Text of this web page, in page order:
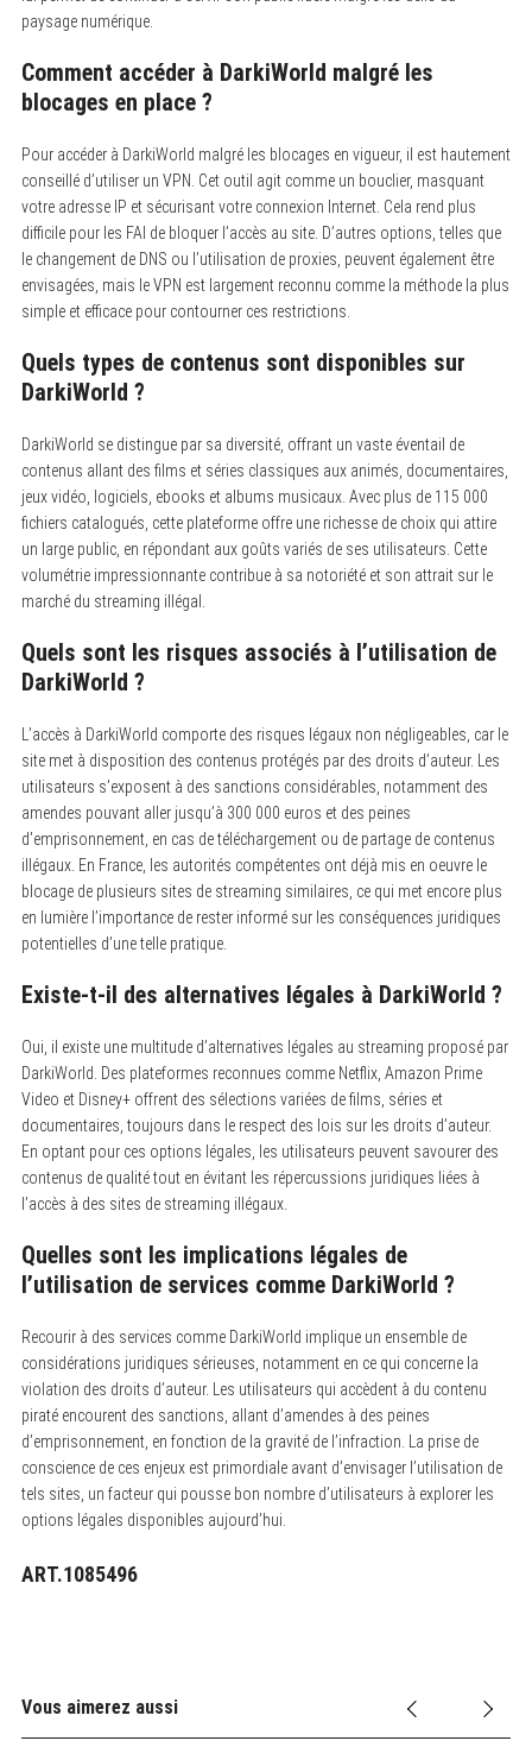
paysage numérique.
Comment accéder à DarkiWorld malgré les
blocages en place ?
Pour accéder à DarkiWorld malgré les blocages en vigueur, il est hautement
conseillé d’utiliser un VPN. Cet outil agit comme un bouclier, masquant
votre adresse IP et sécurisant votre connexion Internet. Cela rend plus
difficile pour les FAI de bloquer l’accès au site. D’autres options, telles que
le changement de DNS ou l’utilisation de proxies, peuvent également être
envisagées, mais le VPN est largement reconnu comme la méthode la plus
simple et efficace pour contourner ces restrictions.
Quels types de contenus sont disponibles sur
DarkiWorld ?
DarkiWorld se distingue par sa diversité, offrant un vaste éventail de
contenus allant des films et séries classiques aux animés, documentaires,
jeux vidéo, logiciels, ebooks et albums musicaux. Avec plus de 115 000
fichiers catalogués, cette plateforme offre une richesse de choix qui attire
un large public, en répondant aux goûts variés de ses utilisateurs. Cette
volumétrie impressionnante contribue à sa notoriété et son attrait sur le
marché du streaming illégal.
Quels sont les risques associés à l’utilisation de
DarkiWorld ?
L’accès à DarkiWorld comporte des risques légaux non négligeables, car le
site met à disposition des contenus protégés par des droits d’auteur. Les
utilisateurs s’exposent à des sanctions considérables, notamment des
amendes pouvant aller jusqu’à 300 000 euros et des peines
d’emprisonnement, en cas de téléchargement ou de partage de contenus
illégaux. En France, les autorités compétentes ont déjà mis en oeuvre le
blocage de plusieurs sites de streaming similaires, ce qui met encore plus
en lumière l’importance de rester informé sur les conséquences juridiques
potentielles d’une telle pratique.
Existe-t-il des alternatives légales à DarkiWorld ?
Oui, il existe une multitude d’alternatives légales au streaming proposé par
DarkiWorld. Des plateformes reconnues comme Netflix, Amazon Prime
Video et Disney+ offrent des sélections variées de films, séries et
documentaires, toujours dans le respect des lois sur les droits d’auteur.
En optant pour ces options légales, les utilisateurs peuvent savourer des
contenus de qualité tout en évitant les répercussions juridiques liées à
l’accès à des sites de streaming illégaux.
Quelles sont les implications légales de
l’utilisation de services comme DarkiWorld ?
Recourir à des services comme DarkiWorld implique un ensemble de
considérations juridiques sérieuses, notamment en ce qui concerne la
violation des droits d’auteur. Les utilisateurs qui accèdent à du contenu
piraté encourent des sanctions, allant d’amendes à des peines
d’emprisonnement, en fonction de la gravité de l’infraction. La prise de
conscience de ces enjeux est primordiale avant d’envisager l’utilisation de
tels sites, un facteur qui pousse bon nombre d’utilisateurs à explorer les
options légales disponibles aujourd’hui.
ART.1085496
Vous aimerez aussi